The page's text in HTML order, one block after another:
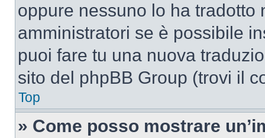
oppure nessuno lo ha
amministratori se è possibile
puoi fare tu una nuova
sito del phpBB Group (trovi il
Top
» Come posso mostrare